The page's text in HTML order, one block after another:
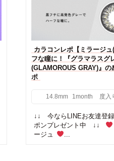
カラコンレポ【ミラージ
フな瞳に！『グラマラスグ
(GLAMOROUS GRAY)』の
ポ
14.8mm 1month 度入
↓↓ 今ならLINEお友達登
ポンプレゼント中 ↓↓
ージュ
...